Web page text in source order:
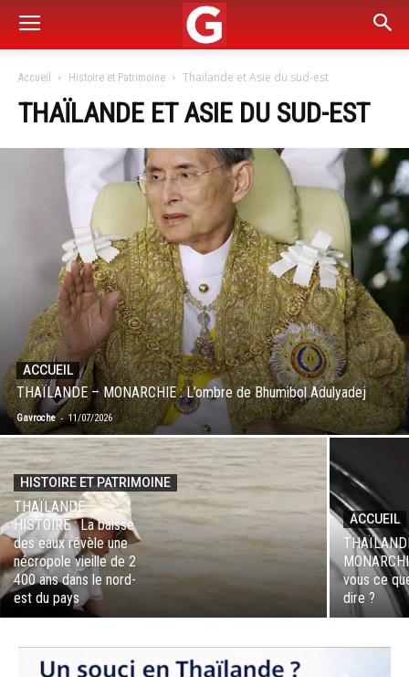
Accueil Histoire et Patrimoine Thaïlande et Asie du sud-est
THAÏLANDE ET ASIE DU SUD-EST
ACCUEIL
THAÏLANDE – MONARCHIE : L’ombre de Bhumibol Adulyadej
Gavroche - 11/07/2026
HISTOIRE ET PATRIMOINE
THAÏLANDE –
HISTOIRE : La baisse
des eaux révèle une
nécropole vieille de 2
400 ans dans le nord-
est du pays
ACCUEIL
vous ce
dire ?